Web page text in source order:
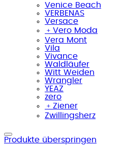
Venice Beach
VERBENAS
Versace
﹢ Vero Moda
Vera Mont
Vila
Vivance
Waldläufer
Witt Weiden
Wrangler
YEAZ
zero
﹢ Ziener
Zwillingsherz
Produkte überspringen